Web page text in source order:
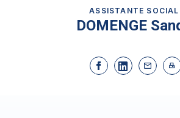
ASSISTANTE
DOMENGE